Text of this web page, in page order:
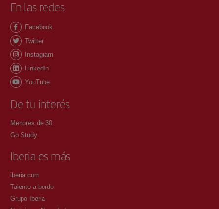
En las redes
Facebook
Twitter
Instagram
LinkedIn
YouTube
De tu interés
Menores de 30
Go Study
Iberia es más
iberia.com
Talento a bordo
Grupo Iberia